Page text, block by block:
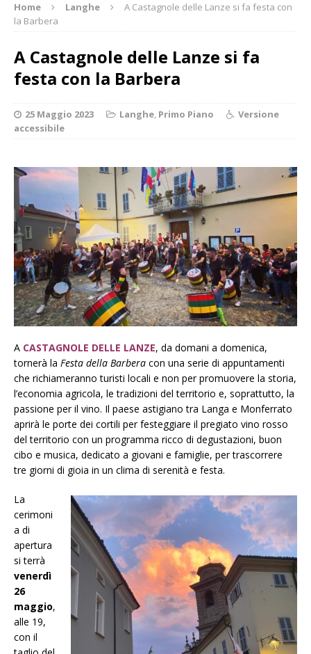
Home Langhe
A Castagnole delle Lanze si fa festa con
la Barbera
A Castagnole delle Lanze si fa
festa con la Barbera
25 Maggio 2023 Langhe, Primo Piano
Versione
accessibile
A CASTAGNOLE DELLE LANZE, da domani a domenica,
tornerà la Festa della Barbera con una serie di appuntamenti
che richiameranno turisti locali e non per promuovere la storia,
l’economia agricola, le tradizioni del territorio e, soprattutto, la
passione per il vino. Il paese astigiano tra Langa e Monferrato
aprirà le porte dei cortili per festeggiare il pregiato vino rosso
del territorio con un programma ricco di degustazioni, buon
cibo e musica, dedicato a giovani e famiglie, per trascorrere
tre giorni di gioia in un clima di serenità e festa.
La
cerimoni
a di
apertura
si terrà
venerdì
26
maggio,
alle 19,
con il